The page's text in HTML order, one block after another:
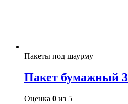
Пакеты под шаурму
Пакет бумажный
Оценка 0 из 5